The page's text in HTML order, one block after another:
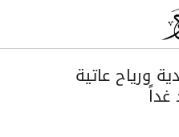
ورياح عاتية
غداً